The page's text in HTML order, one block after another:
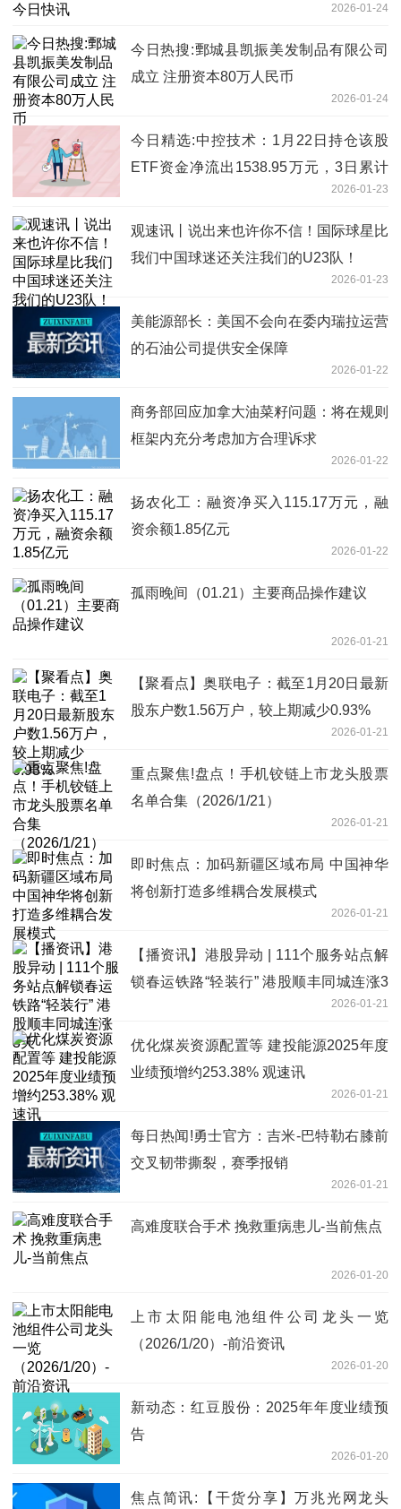
2026-01-24
今日热搜:鄄城县凯振美发制品有限公司
成立 注册资本80万人民币
2026-01-24
今日精选:中控技术：1月22日持仓该股
ETF资金净流出1538.95万元，3日累计
2026-01-23
观速讯丨说出来也许你不信！国际球星比
我们中国球迷还关注我们的U23队！
2026-01-23
美能源部长：美国不会向在委内瑞拉运营
的石油公司提供安全保障
2026-01-22
商务部回应加拿大油菜籽问题：将在规则
框架内充分考虑加方合理诉求
2026-01-22
扬农化工：融资净买入115.17万元，融
资余额1.85亿元
2026-01-22
孤雨晚间（01.21）主要商品操作建议
2026-01-21
【聚看点】奥联电子：截至1月20日最新
股东户数1.56万户，较上期减少0.93%
2026-01-21
重点聚焦!盘点！手机铰链上市龙头股票
名单合集（2026/1/21）
2026-01-21
即时焦点：加码新疆区域布局 中国神华
将创新打造多维耦合发展模式
2026-01-21
【播资讯】港股异动 | 111个服务站点解
锁春运铁路“轻装行” 港股顺丰同城连涨3
2026-01-21
优化煤炭资源配置等 建投能源2025年度
业绩预增约253.38% 观速讯
2026-01-21
每日热闻!勇士官方：吉米-巴特勒右膝前
交叉韧带撕裂，赛季报销
2026-01-21
高难度联合手术 挽救重病患儿-当前焦点
2026-01-20
上市太阳能电池组件公司龙头一览
（2026/1/20）-前沿资讯
2026-01-20
新动态：红豆股份：2025年年度业绩预
告
2026-01-20
焦点简讯:【干货分享】万兆光网龙头